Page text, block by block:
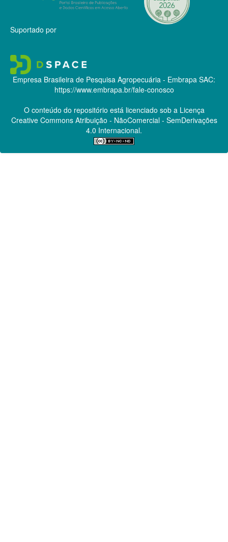
Suportado por
Empresa Brasileira de Pesquisa Agropecuária - Embrapa SAC:
https://www.embrapa.br/fale-conosco
O conteúdo do repositório está licenciado sob a Licença
Creative CommonsAtribuição - NãoComercial - SemDerivações
4.0 Internacional.